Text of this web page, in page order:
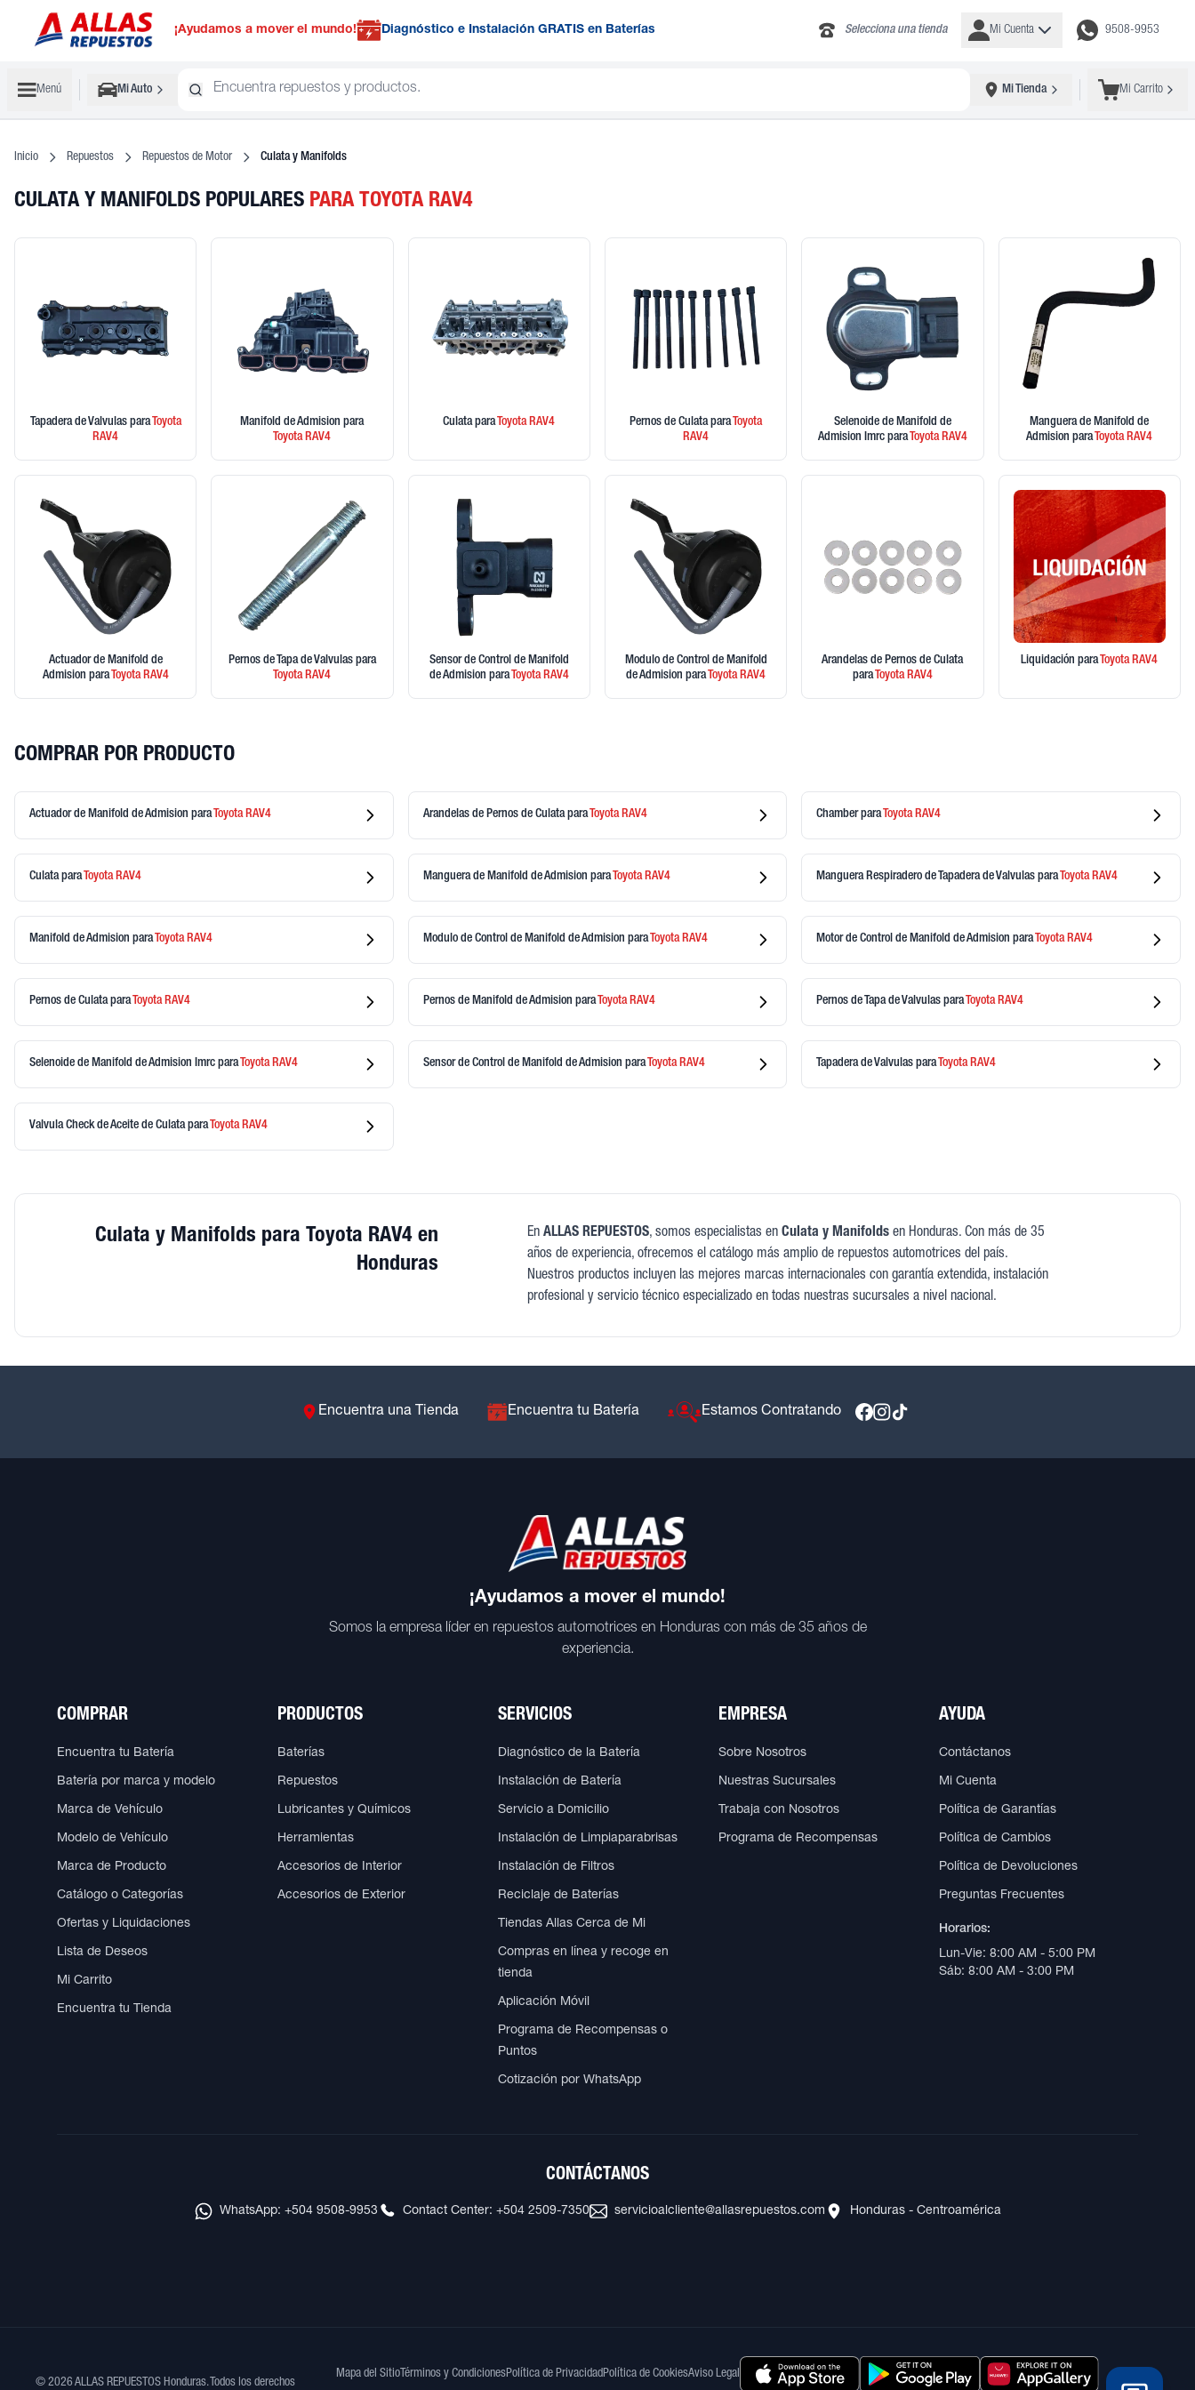
¡Ayudamos a mover el mundo! Diagnóstico e Instalación GRATIS en Baterías Selecciona una tienda Mi Cuenta 9508-9953
Menú Mi Auto Mi Tienda Mi Carrito
Inicio Repuestos Repuestos de Motor Culata y Manifolds
CULATA Y MANIFOLDS POPULARES PARA TOYOTA RAV4
Tapadera de Valvulas para Toyota
RAV4
Manifold de Admision para
ToyotaRAV4
Culata para ToyotaRAV4 Pernos de Culata para Toyota
RAV4
Selenoide de Manifold de
Admision Imrc para ToyotaRAV4
Manguera de Manifold de
Admision para ToyotaRAV4
Actuador de Manifold de
Admision paraToyotaRAV4
Pernos de Tapa de Valvulas para
ToyotaRAV4
Sensor de Control de Manifold
de Admision paraToyotaRAV4
Modulo de Control de Manifold
de AdmisionparaToyotaRAV4
Arandelas de Pernos de Culata
paraToyotaRAV4
LiquidaciónparaToyotaRAV4
COMPRAR POR PRODUCTO
Actuador de Manifold de Admision para ToyotaRAV4 Arandelas de Pernos de Culata para ToyotaRAV4 Chamber para ToyotaRAV4
Culata para ToyotaRAV4 Manguera de Manifold de Admision para ToyotaRAV4 Manguera Respiradero de Tapadera de Valvulas para ToyotaRAV4
Manifold de Admision para ToyotaRAV4 Modulo de Control de Manifold de Admision para ToyotaRAV4 Motor de Control de Manifold de Admision para ToyotaRAV4
Pernos de Culata para ToyotaRAV4 Pernos de Manifold de Admision para ToyotaRAV4 Pernos de Tapa de Valvulas para ToyotaRAV4
Selenoide de Manifold de Admision Imrc para ToyotaRAV4 Sensor de Control de Manifold de Admision para ToyotaRAV4 Tapadera de Valvulas para ToyotaRAV4
Valvula Check de Aceite de Culata para ToyotaRAV4
Culata y Manifolds para Toyota RAV4 en
Honduras
En ALLAS REPUESTOS, somos especialistas en Culata y Manifoldsen Honduras. Con más de 35
años de experiencia, ofrecemos el catálogo más amplio de repuestos automotrices del país.
Nuestros productos incluyen las mejores marcas internacionales con garantía extendida, instalación
profesional y servicio técnico especializado en todas nuestras sucursales a nivel nacional.
Encuentra una Tienda Encuentra tu Batería Estamos Contratando
¡Ayudamos a mover el mundo!
Somos la empresa líder en repuestos automotrices en Honduras con más de 35 años de
experiencia.
COMPRAR
Encuentra tu Batería
Batería por marca y modelo
Marca de Vehículo
Modelo de Vehículo
Marca de Producto
Catálogo o Categorías
Ofertas y Liquidaciones
Lista de Deseos
Mi Carrito
Encuentra tu Tienda
PRODUCTOS
Baterías
Repuestos
Lubricantes y Químicos
Herramientas
Accesorios de Interior
Accesorios de Exterior
SERVICIOS
Diagnóstico de la Batería
Instalación de Batería
Servicio a Domicilio
Instalación de Limpiaparabrisas
Instalación de Filtros
Reciclaje de Baterías
Tiendas Allas Cerca de Mi
Compras en línea y recoge en
tienda
Aplicación Móvil
Programa de Recompensas o
Puntos
Cotización por WhatsApp
EMPRESA
Sobre Nosotros
Nuestras Sucursales
Trabaja con Nosotros
Programa de Recompensas
AYUDA
Contáctanos
Mi Cuenta
Política de Garantías
Política de Cambios
Política de Devoluciones
Preguntas Frecuentes
Horarios:
Lun-Vie: 8:00 AM - 5:00 PM
Sáb: 8:00 AM - 3:00 PM
CONTÁCTANOS
WhatsApp: +504 9508-9953 Contact Center: +504 2509-7350 servicioalcliente@allasrepuestos.com Honduras - Centroamérica
© 2026 ALLAS REPUESTOS Honduras. Todos los derechos
Mapa del Sitio Términos y CondicionesPolítica de Privacidad Política de CookiesAviso Legal